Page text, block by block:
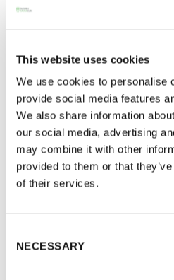
This website uses cookies
We use cookies to personalise
provide social media features
We also share information
our social media, advertising
may combine it with other
provided to them or that
of their services.
Selection
NECESSARY
3kk kortti - M / N
Tilinpäätöksen
Toimintakertomuksen
Tuloslaskelman ja
Tilintarkastuskertomus)
Tilinpäätöksen,
ja toiminnanjohtajalle